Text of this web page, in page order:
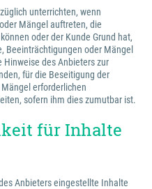
unterrichten, wenn
Mängel auftreten, die
oder der Kunde Grund hat,
Beeinträchtigungen oder Mängel
Hinweise des Anbieters zur
für die Beseitigung der
erforderlichen
sofern ihm dies zumutbar ist.
für Inhalte
Anbieters eingestellte Inhalte